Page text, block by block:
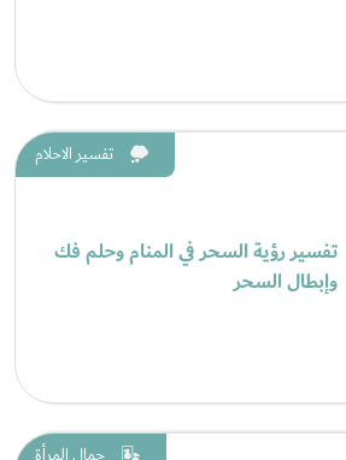
تفسير الاحلام
تفسير رؤية السحر في المنام وحلم فك
وإبطال السحر